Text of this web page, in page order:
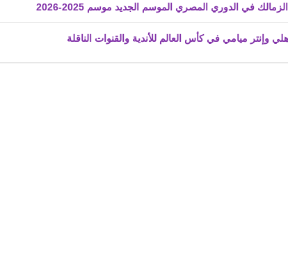
في الدوري المصري الموسم الجديد موسم 2025-2026
وإنتر ميامي في كأس العالم للأندية والقنوات الناقلة